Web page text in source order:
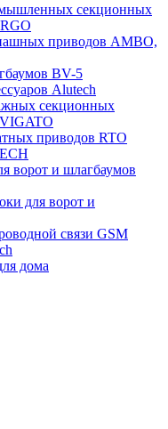
секционных
приводов AMBO,
BV-5
Alutech
секционных
приводов RTO
ворот и шлагбаумов
для ворот и
связи GSM
дома